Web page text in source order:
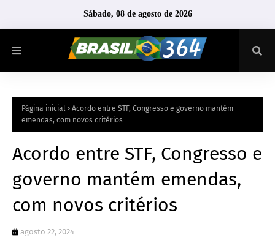
Sábado, 08 de agosto de 2026
Página inicial
Acordo entre STF, Congresso e governo mantém
emendas, com novos critérios
Acordo entre STF, Congresso e
governo mantém emendas,
com novos critérios
agosto 22, 2024